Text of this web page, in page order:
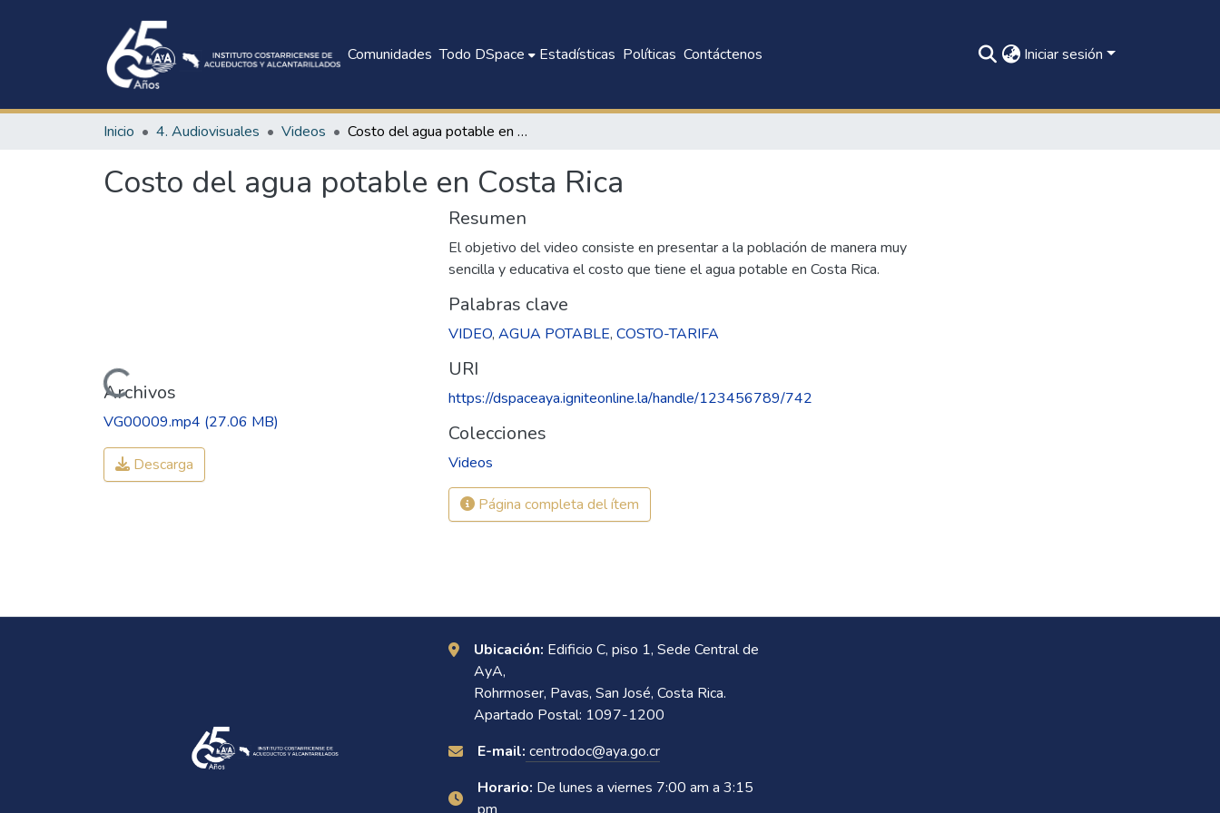
Comunidades Todo DSpace Estadísticas Políticas Contáctenos Iniciar sesión
Inicio 4. Audiovisuales Videos Costo del agua potable en Costa Rica
Costo del agua potable en Costa Rica
Cargando...
Archivos
VG00009.mp4 (27.06 MB)
Descarga
Resumen
El objetivo del video consiste en presentar a la población de manera muy
sencilla y educativa el costo que tiene el agua potable en Costa Rica.
Palabras clave
VIDEO, AGUA POTABLE, COSTO-TARIFA
URI
https://dspaceaya.igniteonline.la/handle/123456789/742
Colecciones
Videos
Página completa del ítem
Ubicación: Edificio C, piso 1, Sede Central de
AyA,
Rohrmoser, Pavas, San José, Costa Rica.
Apartado Postal: 1097-1200
E-mail: centrodoc@aya.go.cr
Horario: De lunes a viernes 7:00 am a 3:15